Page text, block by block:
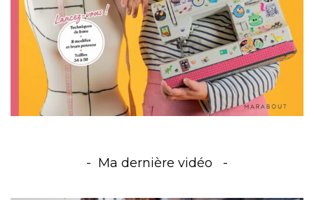
Ma dernière vidéo